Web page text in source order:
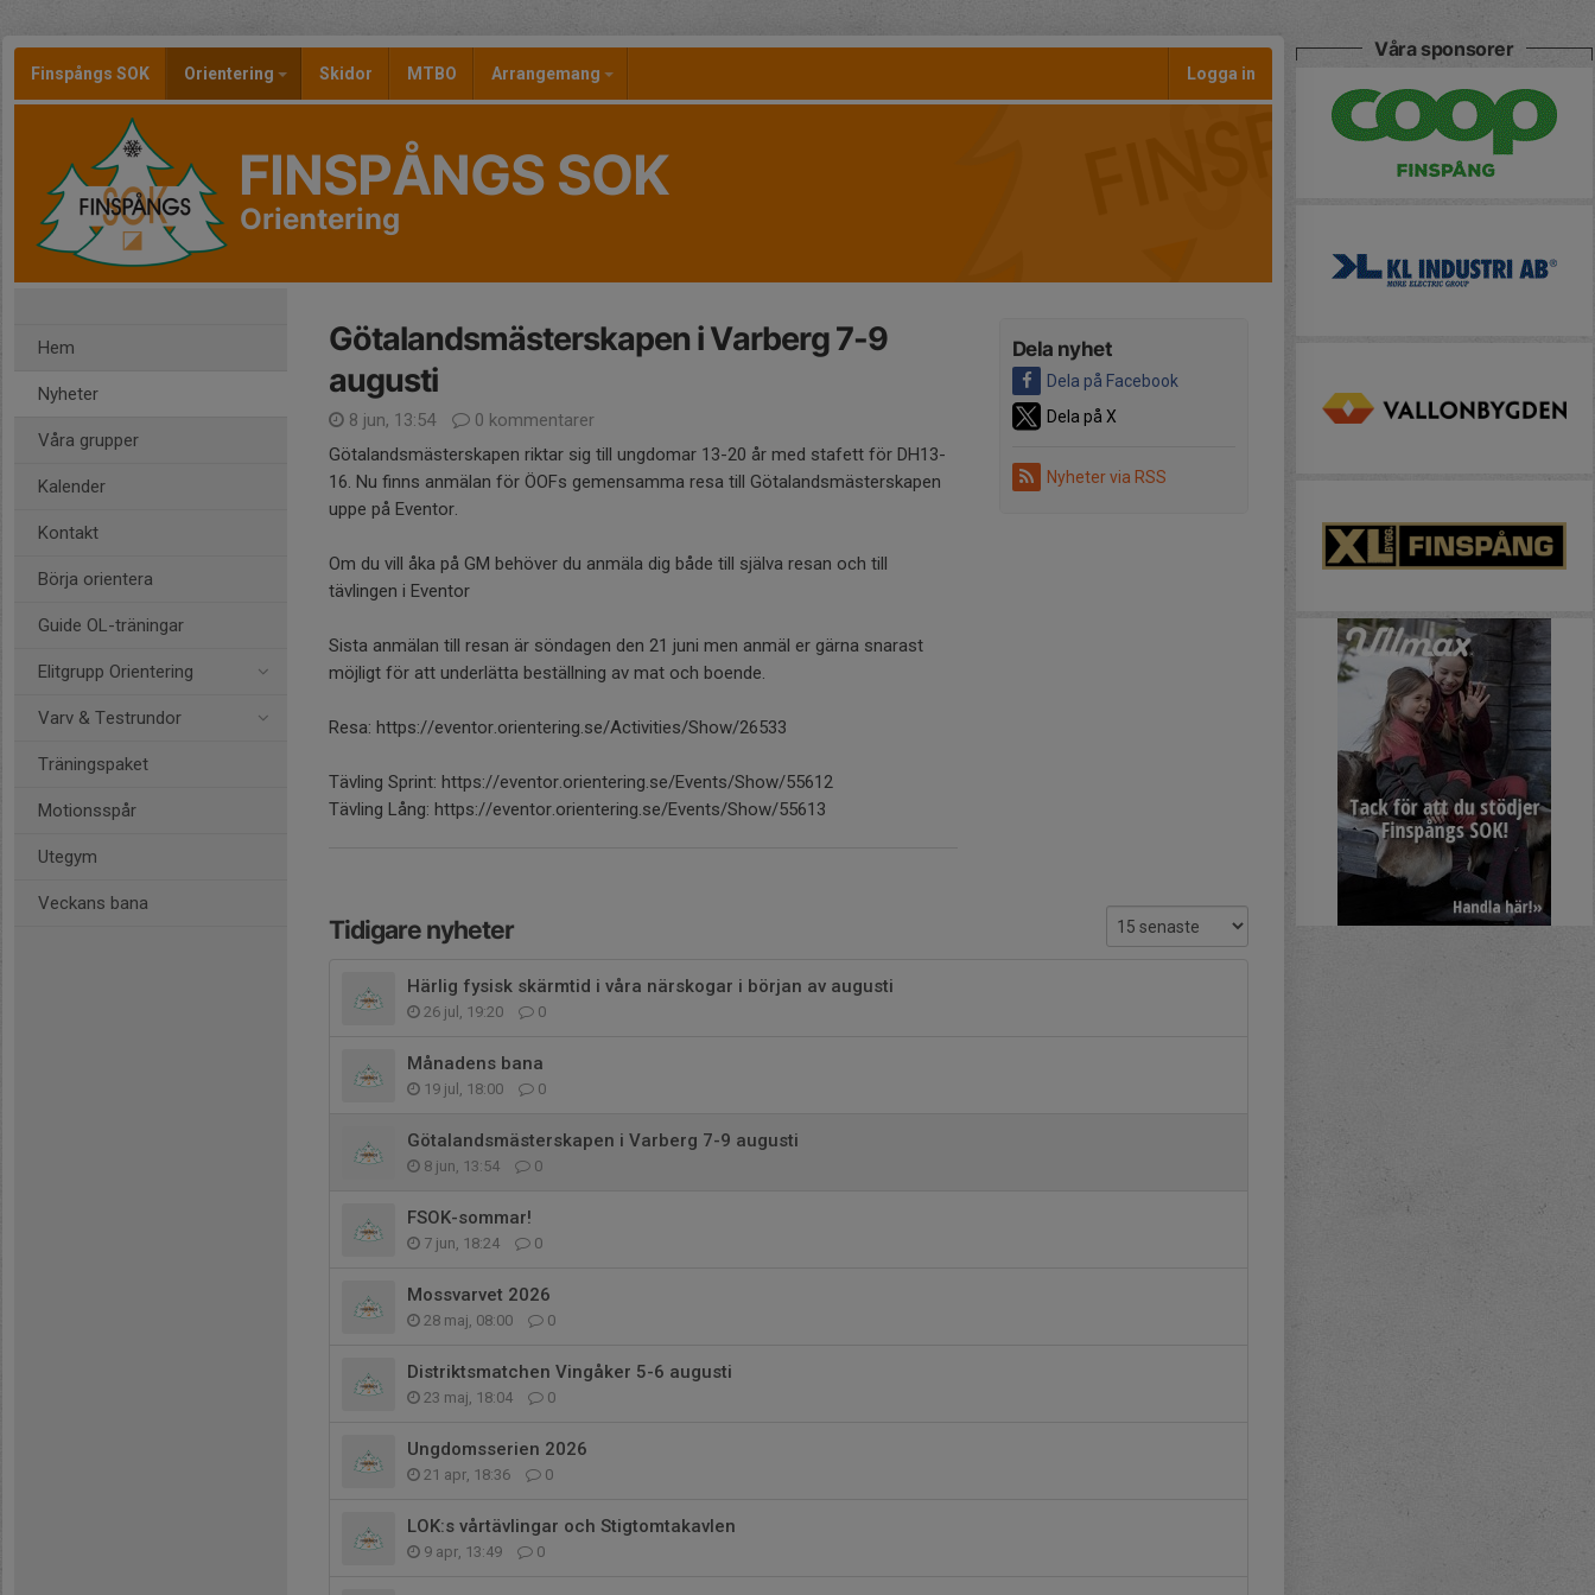
Finspångs SOK Orientering Skidor MTBO Arrangemang Logga in
FINSPÅNGS SOK
Orientering
Hem
Nyheter
Våra grupper
Kalender
Kontakt
Börja orientera
Guide OL-träningar
Elitgrupp Orientering
Varv & Testrundor
Träningspaket
Motionsspår
Utegym
Veckans bana
Dela nyhet
Dela på Facebook
Dela på X
Nyheter via RSS
Götalandsmästerskapen i Varberg 7-9
augusti
8 jun, 13:54
0 kommentarer
Götalandsmästerskapen riktar sig till ungdomar 13-20 år med stafett för DH13-
16. Nu finns anmälan för ÖOFs gemensamma resa till Götalandsmästerskapen
uppe på Eventor.
Om du vill åka på GM behöver du anmäla dig både till själva resan och till
tävlingen i Eventor
Sista anmälan till resan är söndagen den 21 juni men anmäl er gärna snarast
möjligt för att underlätta beställning av mat och boende.
Resa: https://eventor.orientering.se/Activities/Show/26533
Tävling Sprint: https://eventor.orientering.se/Events/Show/55612
Tävling Lång: https://eventor.orientering.se/Events/Show/55613
Tidigare nyheter
Härlig fysisk skärmtid i våra närskogar i början av augusti
26 jul, 19:20 0
Månadens bana
19 jul, 18:00 0
Götalandsmästerskapen i Varberg 7-9 augusti
8 jun, 13:54 0
FSOK-sommar!
7 jun, 18:24 0
Mossvarvet 2026
28 maj, 08:00 0
Distriktsmatchen Vingåker 5-6 augusti
23 maj, 18:04 0
Ungdomsserien 2026
21 apr, 18:36 0
LOK:s vårtävlingar och Stigtomtakavlen
9 apr, 13:49 0
Våra sponsorer